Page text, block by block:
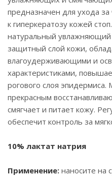
предназначен для ухода
к гиперкератозу кожей
натуральный увлажняющий
защитный слой кожи,
влагоудерживающими и
характеристиками,
рогового слоя эпидермиса.
прекрасным
смягчает и питает кожу.
обеспечит контроль за
10% лактат натрия
Применение: наносите на